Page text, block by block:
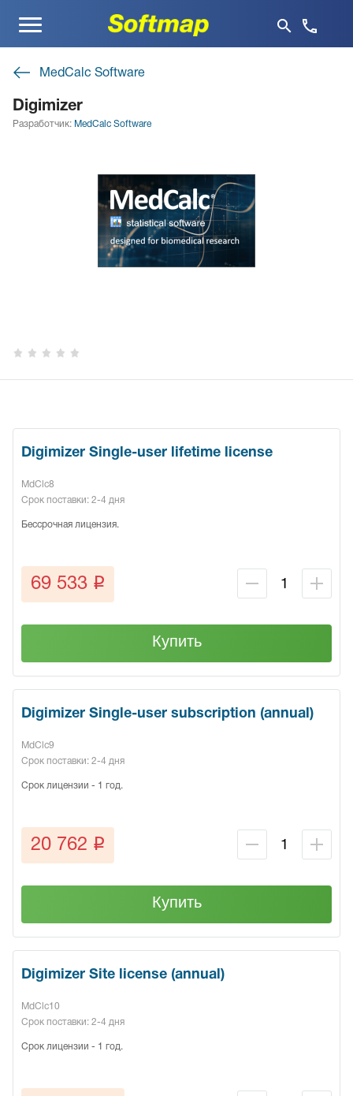
Меню
MedCalc Software
Digimizer
Разработчик: MedCalc Software
Digimizer Single-user lifetime license
MdClc8
Срок поставки: 2-4 дня
Бессрочная лицензия.
69 533 q
Купить
Digimizer Single-user subscription (annual)
MdClc9
Срок поставки: 2-4 дня
Срок лицензии - 1 год.
20 762 q
Купить
Digimizer Site license (annual)
MdClc10
Срок поставки: 2-4 дня
Срок лицензии - 1 год.